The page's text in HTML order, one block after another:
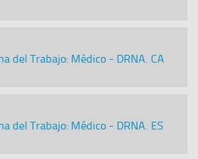
del Trabajo: Médico - DRNA. CA
del Trabajo: Médico - DRNA. ES